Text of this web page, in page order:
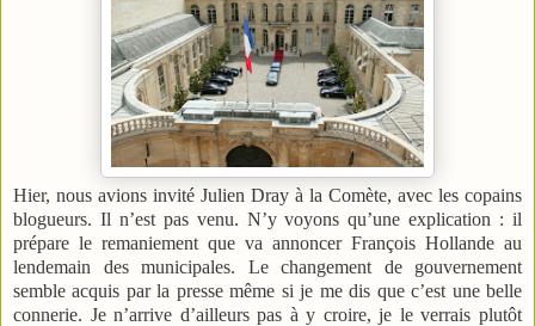
Hier, nous avions invité Julien Dray à la Comète, avec les copains
blogueurs. Il n’est pas venu. N’y voyons qu’une explication : il
prépare le remaniement que va annoncer François Hollande au
lendemain des municipales. Le changement de gouvernement
semble acquis par la presse même si je me dis que c’est une belle
connerie. Je n’arrive d’ailleurs pas à y croire, je le verrais plutôt